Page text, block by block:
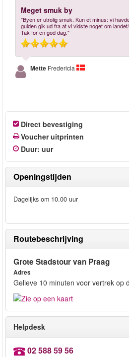
Meget smuk by
"Byen er utrolig smuk. Kun et minus: vi
guiden gik ud fra at vi vidste noget om
Tak for en god dag."
Mette Fredericia
Direct bevestiging
Voucher uitprinten
Duur: uur
Openingstijden
Dagelijks om 10.00 uur
Routebeschrijving
Grote Stadstour van Praag
Adres
Gelieve 10 minuten voor vertrek op
Helpdesk
02 588 59 56